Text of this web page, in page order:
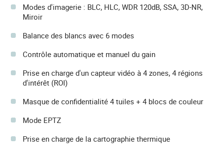
Modes d'imagerie : BLC, HLC, WDR 120dB, SSA, 3D-NR,
Miroir
Balance des blancs avec 6 modes
Contrôle automatique et manuel du gain
Prise en charge d'un capteur vidéo à 4 zones, 4 régions
d'intérêt (ROI)
Masque de confidentialité 4 tuiles + 4 blocs de couleur
Mode EPTZ
Prise en charge de la cartographie thermique